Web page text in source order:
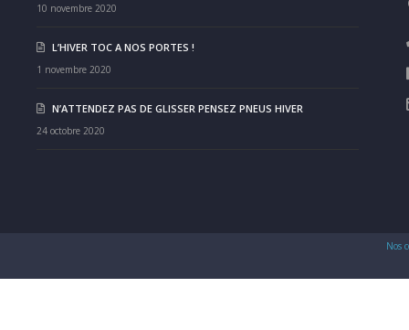
10 novembre 2020
L’HIVER TOC A NOS PORTES !
1 novembre 2020
N’ATTENDEZ PAS DE GLISSER PENSEZ PNEUS HIVER
24 octobre 2020
Nos